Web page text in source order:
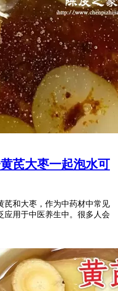
芪大枣一起泡水可
芪和大枣，作为中药材中常见
应用于中医养生中。很多人会